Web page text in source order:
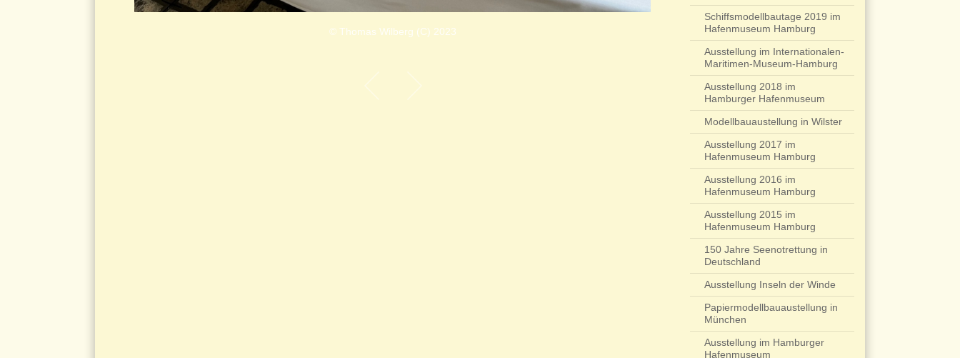
© Thomas Wilberg (C) 2023
Schiffsmodellbautage 2019 im
Hafenmuseum Hamburg
Ausstellung im Internationalen-
Maritimen-Museum-Hamburg
Ausstellung 2018 im
Hamburger Hafenmuseum
Modellbauaustellung in Wilster
Ausstellung 2017 im
Hafenmuseum Hamburg
Ausstellung 2016 im
Hafenmuseum Hamburg
Ausstellung 2015 im
Hafenmuseum Hamburg
150 Jahre Seenotrettung in
Deutschland
Ausstellung Inseln der Winde
Papiermodellbauaustellung in
München
Ausstellung im Hamburger
Hafenmuseum